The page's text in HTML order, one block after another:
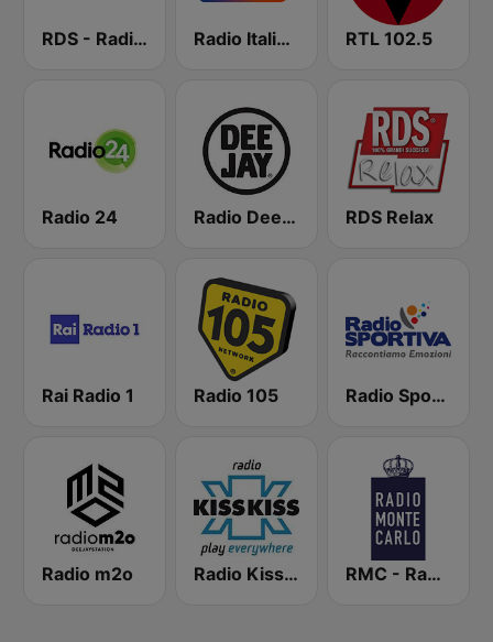
RDS - Radio Dimensione Suono Radio Italia solomusicaitaliana RTL 102.5
Radio 24 Radio Deejay RDS Relax
Rai Radio 1 Radio 105 Radio Sportiva
Radio m2o Radio Kiss Kiss RMC - Radio Monte Carlo